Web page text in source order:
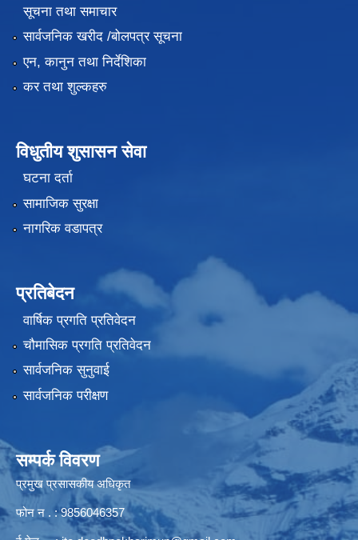
सूचना तथा समाचार
सार्वजनिक खरीद /बोलपत्र सूचना
एन, कानुन तथा निर्देशिका
कर तथा शुल्कहरु
विधुतीय शुसासन सेवा
घटना दर्ता
सामाजिक सुरक्षा
नागरिक वडापत्र
प्रतिबेदन
वार्षिक प्रगति प्रतिवेदन
चौमासिक प्रगति प्रतिवेदन
सार्वजनिक सुनुवाई
सार्वजनिक परीक्षण
सम्पर्क विवरण
प्रमुख प्रसासकीय अधिकृत
फोन न . : 9856046357